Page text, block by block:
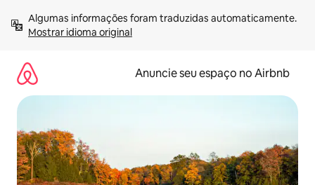
para
Mostrar idioma original
Anuncie seu espaço no Airbnb